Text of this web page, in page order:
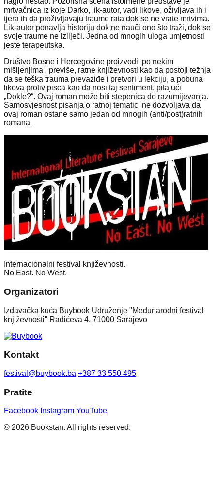
mrtvačnica iz koje Darko, lik-autor, vadi likove, oživljava ih i
tjera ih da proživljavaju traume rata dok se ne vrate mrtvima.
Lik-autor ponavlja historiju dok ne nauči ono što traži, dok se
svoje traume ne izliječi. Jedna od mnogih uloga umjetnosti
jeste terapeutska.
Društvo Bosne i Hercegovine proizvodi, po nekim
mišljenjima i previše, ratne književnosti kao da postoji težnja
da se teška trauma prevaziđe i pretvori u lekciju, a pobuna
likova protiv pisca kao da nosi taj sentiment, pitajući
„Dokle?“. Ovaj roman može biti stepenica do razumijevanja.
Samosvjesnost pisanja o ratnoj tematici ne dozvoljava da
ovaj roman ostane samo jedan od mnogih (anti/post)ratnih
romana.
Internacionalni festival književnosti.
No East. No West.
Organizatori
Izdavačka kuća Buybook Udruženje "Međunarodni festival
književnosti" Radićeva 4, 71000 Sarajevo
Kontakt
festival@buybook.ba +387 33 550 495
Pratite
Facebook Instagram YouTube
© 2026 Bookstan. All rights reserved.